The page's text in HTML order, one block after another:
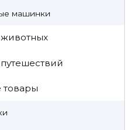
машинки
товары